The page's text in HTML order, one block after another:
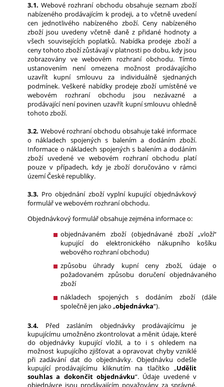
3.1.Webové rozhraní obchodu obsahuje seznam zboží
nabízeného prodávajícím k prodeji, a to včetně uvedení
cen jednotlivého nabízeného zboží. Ceny nabízeného
zboží jsou uvedeny včetně daně z přidané hodnoty a
všech souvisejících poplatků. Nabídka prodeje zboží a
ceny tohoto zboží zůstávají v platnosti po dobu, kdy jsou
zobrazovány ve webovém rozhraní obchodu. Tímto
ustanovením není omezena možnost prodávajícího
uzavřít kupní smlouvu za individuálně sjednaných
podmínek. Veškeré nabídky prodeje zboží umístěné ve
webovém rozhraní obchodu jsou nezávazné a
prodávající není povinen uzavřít kupní smlouvu ohledně
tohoto zboží.
3.2. Webové rozhraní obchodu obsahuje také informace
o nákladech spojených s balením a dodáním zboží.
Informace o nákladech spojených s balením a dodáním
zboží uvedené ve webovém rozhraní obchodu platí
pouze v případech, kdy je zboží doručováno v rámci
území České republiky.
3.3. Pro objednání zboží vyplní kupující objednávkový
formulář ve webovém rozhraní obchodu.
Objednávkový formulář obsahuje zejména informace o:
objednávaném zboží (objednávané zboží „vloží“
kupující do elektronického nákupního košíku
webového rozhraní obchodu)
způsobu úhrady kupní ceny zboží, údaje o
požadovaném způsobu doručení objednávaného
zboží
nákladech spojených s dodáním zboží (dále
společně jen jako „objednávka“).
3.4. Před zasláním objednávky prodávajícímu je
kupujícímu umožněno zkontrolovat a měnit údaje, které
do objednávky kupující vložil, a to i s ohledem na
možnost kupujícího zjišťovat a opravovat chyby vzniklé
při zadávání dat do objednávky. Objednávku odešle
kupující prodávajícímu kliknutím na tlačítko „Udělit
souhlas a dokončit objednávku“. Údaje uvedené v
objednávce jsou prodávajícím považovány za správné.